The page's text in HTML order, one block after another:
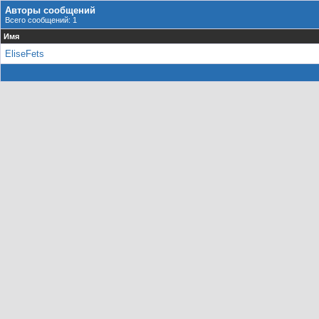
Авторы сообщений
Всего сообщений: 1
Имя
EliseFets